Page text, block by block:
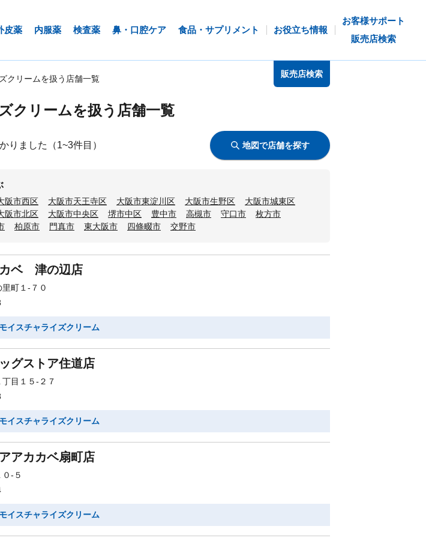
皮薬 内服薬 検査薬 鼻・口腔ケア 食品・サプリメント お役立ち情報
お客様サポート
販売店検索
クリームを扱う店舗一覧 販売店検索
クリームを扱う店舗一覧
りました （1~3件目） 地図で店舗を探す
阪市西区 大阪市天王寺区 大阪市東淀川区 大阪市生野区
大阪市城東区
阪市北区 大阪市中央区 堺市中区 豊中市 高槻市 守口市
枚方市
柏原市 門真市 東大阪市 四條畷市 交野市
カベ 津の辺店
町１-７０
イスチャライズクリーム
グストア住道店
目１５-２７
イスチャライズクリーム
アカカベ扇町店
-５
イスチャライズクリーム